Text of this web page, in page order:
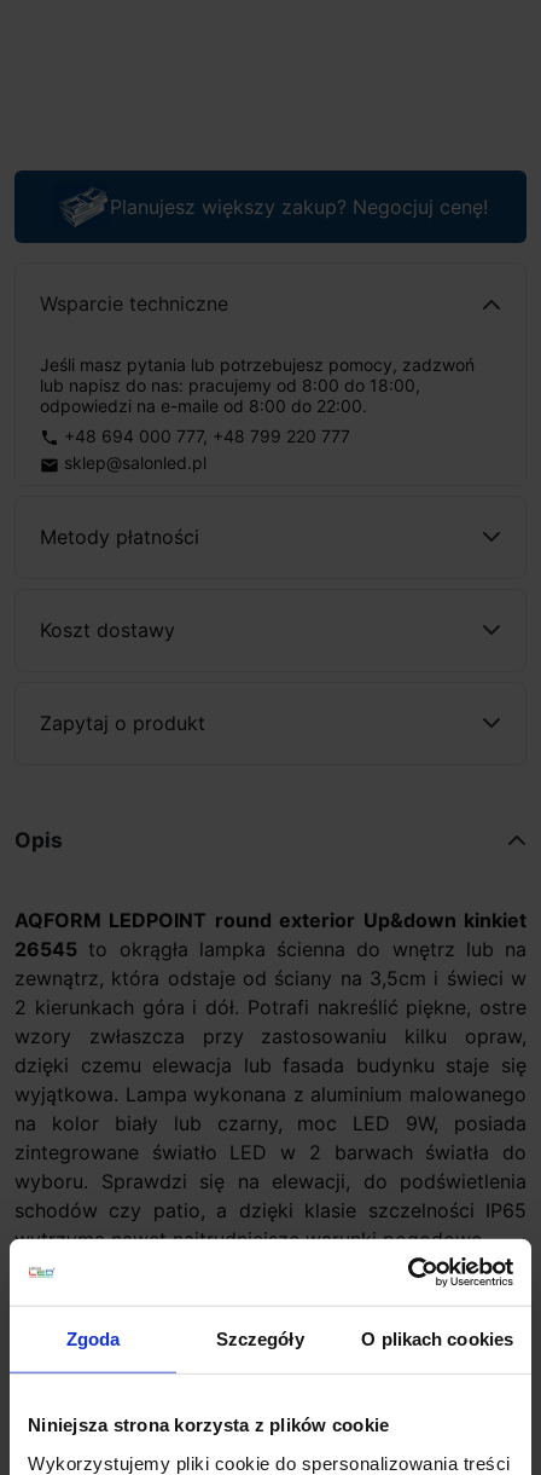
Zgoda Szczegóły O plikach cookies
Niniejsza strona korzysta z plików cookie
Wykorzystujemy pliki cookie do spersonalizowania treści
Planujesz większy zakup? Negocjuj cenę!
Wsparcie techniczne
Jeśli masz pytania lub potrzebujesz pomocy, zadzwoń
lub napisz do nas: pracujemy od 8:00 do 18:00,
odpowiedzi na e-maile od 8:00 do 22:00.
phone +48 694 000 777, +48 799 220 777
email sklep@salonled.pl
Metody płatności
Koszt dostawy
Zapytaj o produkt
Opis
AQFORM LEDPOINT round exterior Up&down kinkiet
26545 to okrągła lampka ścienna do wnętrz lub na
zewnątrz, która odstaje od ściany na 3,5cm i świeci w
2 kierunkach góra i dół. Potrafi nakreślić piękne, ostre
wzory zwłaszcza przy zastosowaniu kilku opraw,
dzięki czemu elewacja lub fasada budynku staje się
wyjątkowa. Lampa wykonana z aluminium malowanego
na kolor biały lub czarny, moc LED 9W, posiada
zintegrowane światło LED w 2 barwach światła do
wyboru. Sprawdzi się na elewacji, do podświetlenia
schodów czy patio, a dzięki klasie szczelności IP65
wytrzyma nawet najtrudniejsze warunki pogodowe.
Dane techniczne:
Źródło światła: LED zintegrowany 9W
Wymiary całkowite: 11cm (średnica) x 3,5m (gł.)
Strumień światła: 2700K-230lm, 3000K-240lm
Klasa szczelności IP65